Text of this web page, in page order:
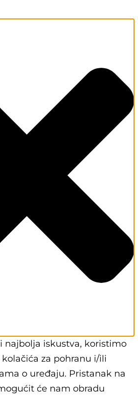
najbolja iskustva, koristimo
za pohranu i/ili
o uređaju. Pristanak na
će nam obradu